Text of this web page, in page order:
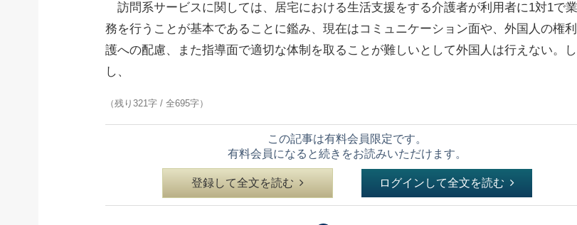
訪問系サービスに関しては、居宅における生活支援をする介護者が利用者に1対1で業
務を行うことが基本であることに鑑み、現在はコミュニケーション面や、外国人の権
護への配慮、また指導面で適切な体制を取ることが難しいとして外国人は行えない。
し、
（残り321字 / 全695字）
この記事は有料会員限定です。
有料会員になると続きをお読みいただけます。
登録して全文を読む ログインして全文を読む